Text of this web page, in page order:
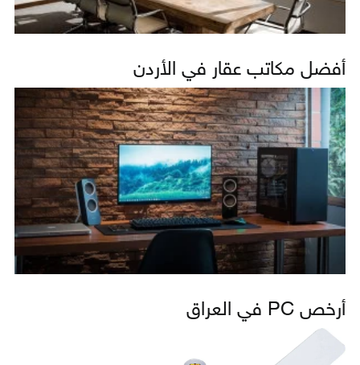
أفضل مكاتب عقار في الأردن
أرخص PC في العراق